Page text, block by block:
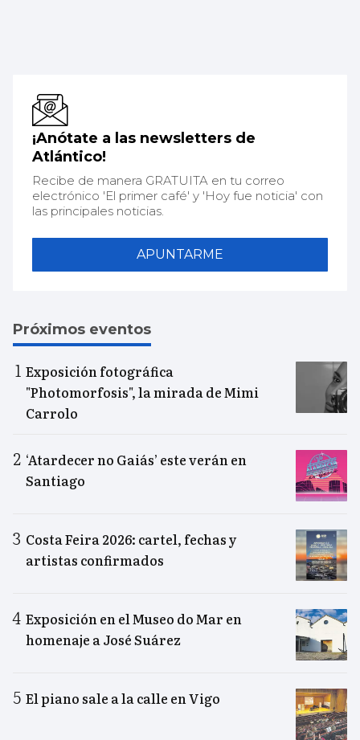
¡Anótate a las newsletters de
Atlántico!
Recibe de manera GRATUITA en tu correo
electrónico 'El primer café' y 'Hoy fue noticia' con
las principales noticias.
APUNTARME
Próximos eventos
Exposición fotográfica
"Photomorfosis", la mirada de Mimi
Carrolo
‘Atardecer no Gaiás’ este verán en
Santiago
Costa Feira 2026: cartel, fechas y
artistas confirmados
Exposición en el Museo do Mar en
homenaje a José Suárez
El piano sale a la calle en Vigo